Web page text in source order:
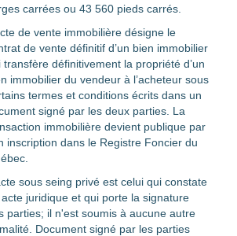
carrées ou 43 560 pieds carrés.
de vente immobilière désigne le
de vente définitif d’un bien immobilier
transfère définitivement la propriété d’un
immobilier du vendeur à l’acheteur sous
termes et conditions écrits dans un
signé par les deux parties. La
immobilière devient publique par
inscription dans le Registre Foncier du
sous seing privé est celui qui constate
acte juridique et qui porte la signature
parties; il n'est soumis à aucune autre
Document signé par les parties